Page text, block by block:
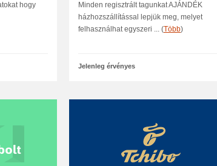
hogy
Minden regisztrált tagunkat AJÁNDÉK
házhozszállítással lepjük meg, melyet
felhasználhat egyszeri ... (Több)
Jelenleg érvényes